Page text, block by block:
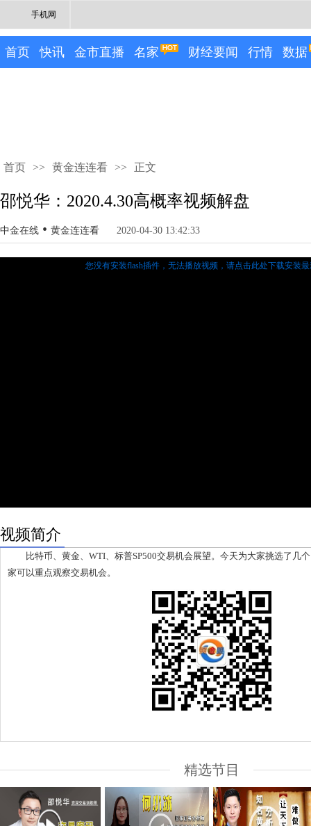
手机网
首页 快讯 金市直播 名家 财经要闻 行情 数据
首页 >> 黄金连连看 >> 正文
邵悦华：2020.4.30高概率视频解盘
中金在线 • 黄金连连看 2020-04-30 13:42:33
您没有安装flash插件，无法播放视频， 请点击此处下载安装
视频简介
比特币、黄金、WTI、标普SP500交易机会展望。今天为大家挑选了几
家可以重点观察交易机会。
精选节目